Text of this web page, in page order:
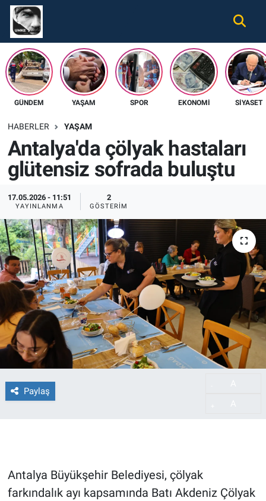
GÜNDEM YAŞAM SPOR EKONOMI SIYASET
HABERLER YAŞAM
Antalya'da çölyak hastaları
glütensiz sofrada buluştu
17.05.2026 - 11:51
YAYINLANMA
2
GÖSTERIM
Paylaş
Antalya Büyükşehir Belediyesi, çölyak
farkındalık ayı kapsamında Batı Akdeniz Çölyak
Gündem
Ekonomi
Spor
Tüm Haberler
İletişim
Künye
Nöbetçi Eczaneler
Hava Durumu
Namaz Vakitleri
Süper Lig Puan Durumu ve Fikstür
Tüm Manşetler
Son Dakika Haberleri
Haber Arşivi